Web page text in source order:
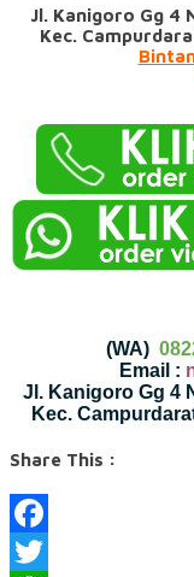
Jl. Kanigoro Gg 4
Kec.
(WA)
Email :
Jl. Kanigoro Gg 4
Kec.
Share This :
Facebook